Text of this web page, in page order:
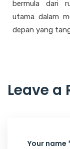
bermula dari
utama dalam
depan yang
Leave a
Your name